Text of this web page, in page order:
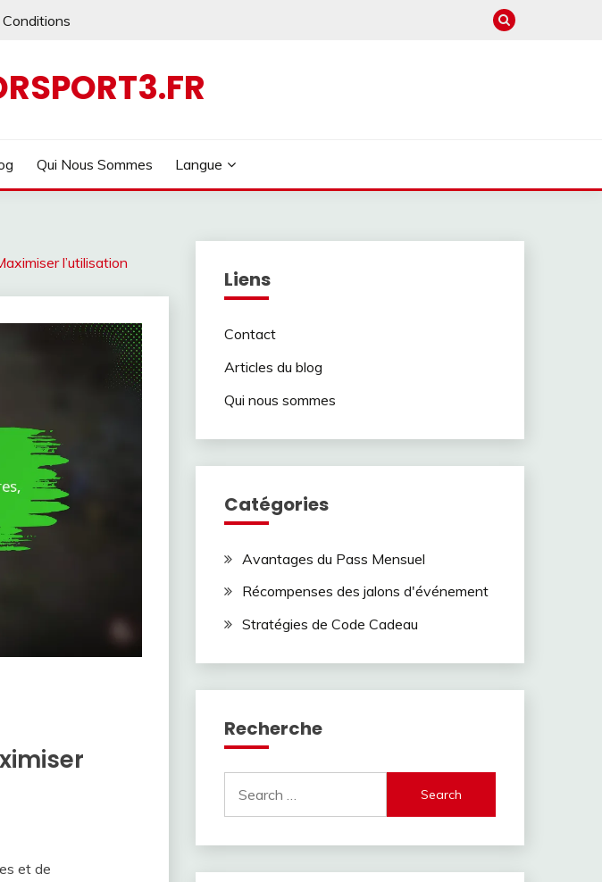
Qui Nous Sommes Langue
l’utilisation
et de
Liens
Contact
Articles du blog
Qui nous sommes
Catégories
Avantages du Pass Mensuel
Récompenses des jalons d'événement
Stratégies de Code Cadeau
Recherche
for: